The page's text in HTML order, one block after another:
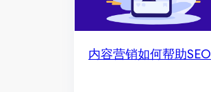
内容营销如何帮助SEO